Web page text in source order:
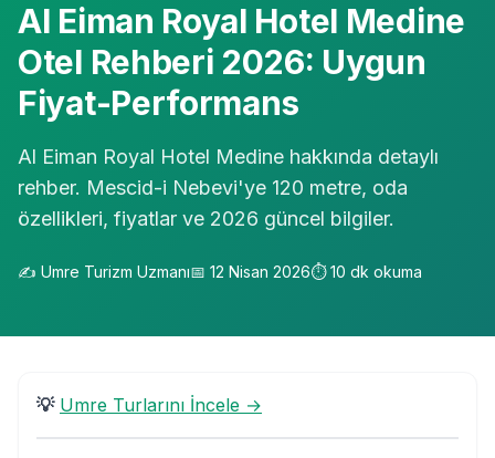
Al Eiman Royal Hotel Medine
Otel Rehberi 2026: Uygun
Fiyat-Performans
Al Eiman Royal Hotel Medine hakkında detaylı
rehber. Mescid-i Nebevi'ye 120 metre, oda
özellikleri, fiyatlar ve 2026 güncel bilgiler.
✍️ Umre Turizm Uzmanı📅 12 Nisan 2026⏱️10 dk okuma
💡 Umre Turlarını İncele →